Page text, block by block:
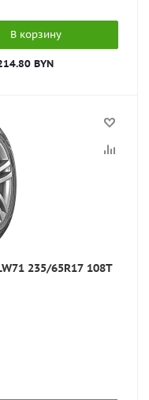
В корзину
BYN
235/65R17 108T